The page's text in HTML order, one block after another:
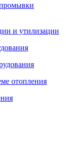
и утилизации
отопления